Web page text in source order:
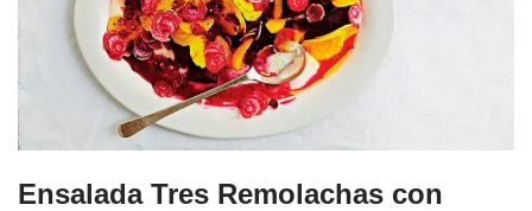
Ensalada Tres Remolachas con